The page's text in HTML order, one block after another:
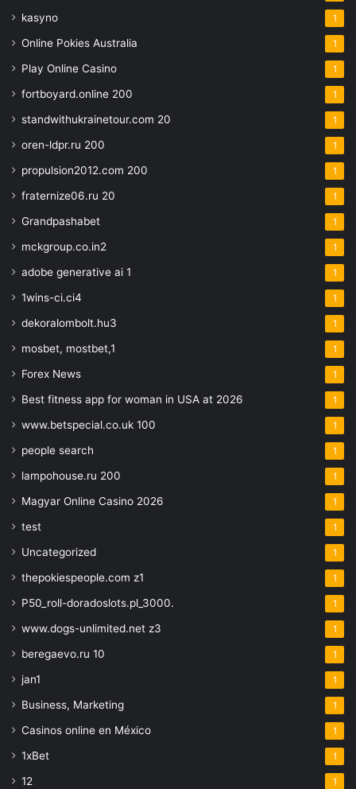
kasyno 1
Online Pokies Australia 1
Play Online Casino 1
fortboyard.online 200 1
standwithukrainetour.com 20 1
oren-ldpr.ru 200 1
propulsion2012.com 200 1
fraternize06.ru 20 1
Grandpashabet 1
mckgroup.co.in2 1
adobe generative ai 1 1
1wins-ci.ci4 1
dekoralombolt.hu3 1
mosbet, mostbet,1 1
Forex News 1
Best fitness app for woman in USA at 2026 1
www.betspecial.co.uk 100 1
people search 1
lampohouse.ru 200 1
Magyar Online Casino 2026 1
test 1
Uncategorized 1
thepokiespeople.com z1 1
P50_roll-doradoslots.pl_3000. 1
www.dogs-unlimited.net z3 1
beregaevo.ru 10 1
jan1 1
Business, Marketing 1
Casinos online en México 1
1xBet 1
12 1